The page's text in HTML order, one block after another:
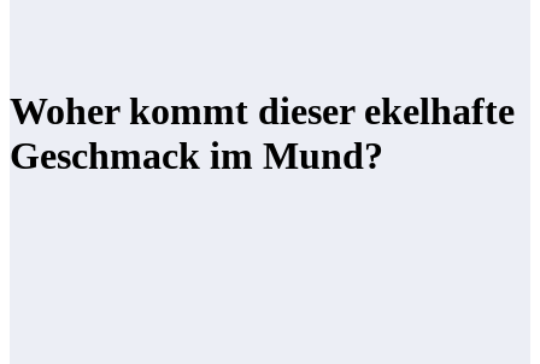
Woher kommt dieser ekelhafte
Geschmack im Mund?